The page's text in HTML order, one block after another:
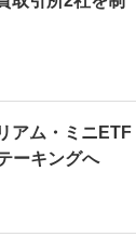
アム・ミニETF
ーキングへ